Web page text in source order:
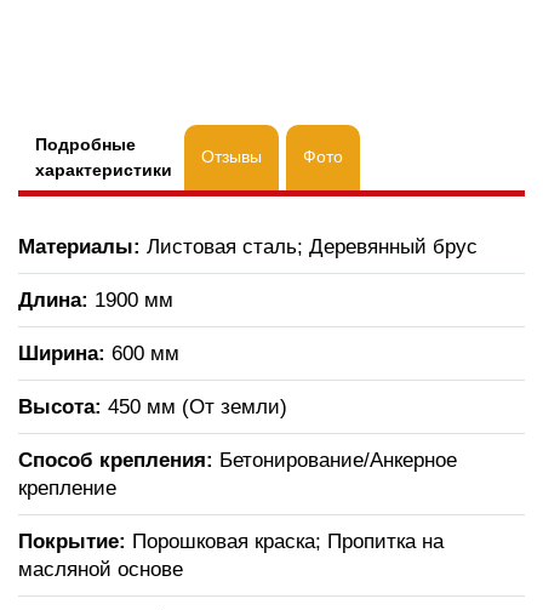
Подробные
характеристики
Отзывы Фото
Материалы: Листовая сталь; Деревянный брус
Длина: 1900 мм
Ширина: 600 мм
Высота: 450 мм (От земли)
Способ крепления: Бетонирование/Анкерное
крепление
Покрытие: Порошковая краска; Пропитка на
масляной основе